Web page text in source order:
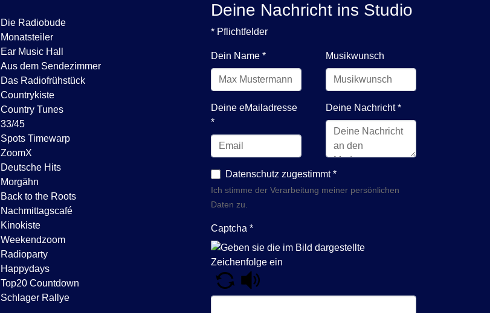
Die Radiobude
Monatsteiler
Ear Music Hall
Aus dem Sendezimmer
Das Radiofrühstück
Countrykiste
Country Tunes
33/45
Spots Timewarp
ZoomX
Deutsche Hits
Morgähn
Back to the Roots
Nachmittagscafé
Kinokiste
Weekendzoom
Radioparty
Happydays
Top20 Countdown
Schlager Rallye
Deine Nachricht ins Studio
* Pflichtfelder
Dein Name *
Deine eMailadresse
*
Musikwunsch
Deine Nachricht*
Datenschutz zugestimmt*
Ich stimme der Verarbeitung meiner persönlichen
Daten zu.
Captcha *